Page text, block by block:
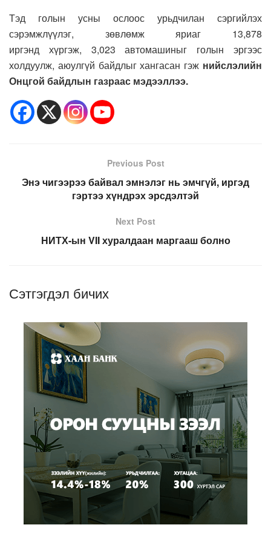
Тэд голын усны ослоос урьдчилан сэргийлэх
сэрэмжлүүлэг, зөвлөмж яриаг 13,878
иргэнд хүргэж, 3,023 автомашиныг голын эргээс
холдуулж, аюулгүй байдлыг хангасан гэж нийслэлийн
Онцгой байдлын газраас мэдээллээ.
Previous Post
Энэ чигээрээ байвал эмнэлэг нь эмчгүй, иргэд
гэртээ хүндрэх эрсдэлтэй
Next Post
НИТХ-ын VII хуралдаан маргааш болно
Сэтгэгдэл бичих